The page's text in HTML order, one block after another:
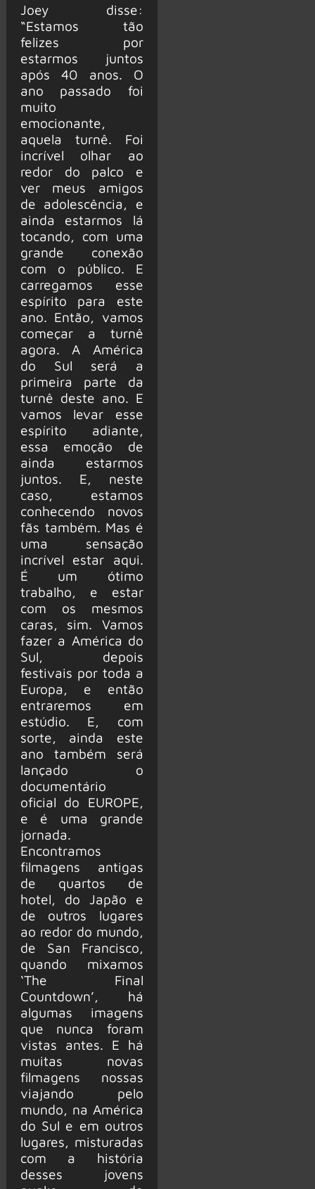
Joey disse:
“Estamos tão
felizes por
estarmos juntos
após 40 anos. O
ano passado foi
muito
emocionante,
aquela turnê. Foi
incrível olhar ao
redor do palco e
ver meus amigos
de adolescência, e
ainda estarmos lá
tocando, com uma
grande conexão
com o público. E
carregamos esse
espírito para este
ano. Então, vamos
começar a turnê
agora. A América
do Sul será a
primeira parte da
turnê deste ano. E
vamos levar esse
espírito adiante,
essa emoção de
ainda estarmos
juntos. E, neste
caso, estamos
conhecendo novos
fãs também. Mas é
uma sensação
incrível estar aqui.
É um ótimo
trabalho, e estar
com os mesmos
caras, sim. Vamos
fazer a América do
Sul, depois
festivais por toda a
Europa, e então
entraremos em
estúdio. E, com
sorte, ainda este
ano também será
lançado o
documentário
oficial do EUROPE,
e é uma grande
jornada.
Encontramos
filmagens antigas
de quartos de
hotel, do Japão e
de outros lugares
ao redor do mundo,
de San Francisco,
quando mixamos
‘The Final
Countdown’, há
algumas imagens
que nunca foram
vistas antes. E há
muitas novas
filmagens nossas
viajando pelo
mundo, na América
do Sul e em outros
lugares, misturadas
com a história
desses jovens